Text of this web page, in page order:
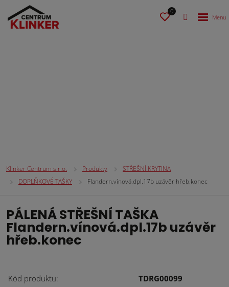
0
Klinker Centrum s.r.o. Produkty
STŘEŠNÍ KRYTINA
DOPLŇKOVÉ TAŠKY
Flandern.vínová.dpl.17b uzávěr hřeb.konec
PÁLENÁ STŘEŠNÍ TAŠKA
Flandern.vínová.dpl.17b uzávěr
hřeb.konec
Kód produktu TDRG00099